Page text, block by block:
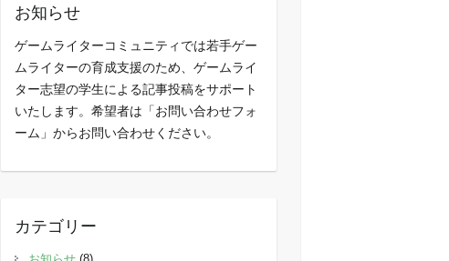
お知らせ
ゲームライターコミュニティでは若手ゲー
ムライターの育成支援のため、ゲームライ
ター志望の学生による記事投稿をサポート
いたします。希望者は「お問い合わせフォ
ーム」からお問い合わせください。
カテゴリー